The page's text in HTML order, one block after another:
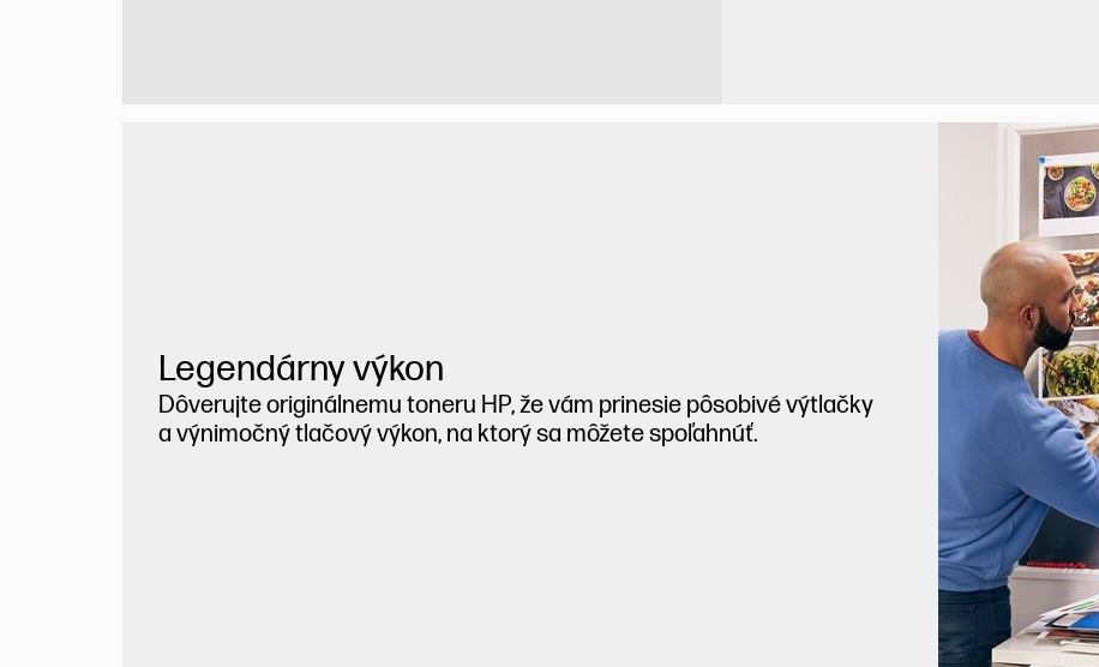
Legendárny výkon
Dôverujte originálnemu toneru HP, že vám prinesie pôsobivé výtlačky
a výnimočný tlačový výkon, na ktorý sa môžete spoľahnúť.